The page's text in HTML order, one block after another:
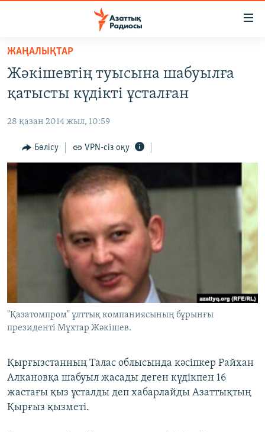
Skip
main
content
to
Navigation
Skip
Search
ҚАҢТАР ОҚИҒАСЫ
АДАМ ҚҰҚЫҚТАРЫ
ӘЛЕУМЕТ
АРНАЙЫ ЖОБАЛАР
Басқа тілдерде
ЖАҢАЛЫҚТАР
Жәкішевтің туысына шабуылға
қатысты күдікті ұсталған
28 қазан 2014 жыл, 10:59
Бөлісу VPN-сіз оқу
"Қазатомпром" ұлттық компаниясының бұрынғы
президенті Мұхтар Жәкішев.
Қырғызстанның Талас облысында кәсіпкер Райхан
Алкановқа шабуыл жасады деген күдікпен 16
жастағы қыз ұсталды деп хабарлайды Азаттықтың
Қырғыз қызметі.